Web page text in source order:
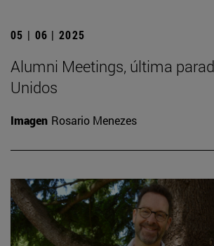
05 | 06 | 2025
Alumni Meetings, última
Unidos
Imagen Rosario Menezes